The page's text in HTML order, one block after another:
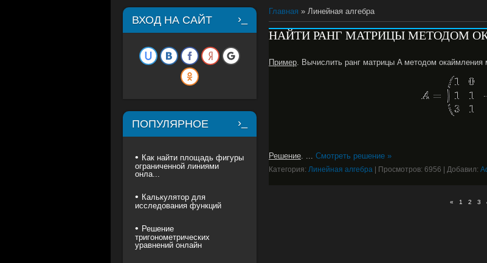
Главная » Линейная алгебра
НАЙТИ РАНГ МАТРИЦЫ МЕТОДОМ
Пример. Вычислить ранг матрицы A методом окаймления
Решение. ... Смотреть решение »
Категория: Линейная алгебра Просмотров: 6956 Добавил:
« 1 2 3
ВХОД НА САЙТ
ПОПУЛЯРНОЕ
Как найти площадь фигуры
ограниченной линиями
онла...
Калькулятор для
исследования функций
Решение
тригонометрических
уравнений онлайн